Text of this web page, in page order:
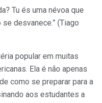
Tu és uma névoa que
desvanece.” (Tiago
popular em muitas
Ela é não apenas
como se preparar para a
aos estudantes a